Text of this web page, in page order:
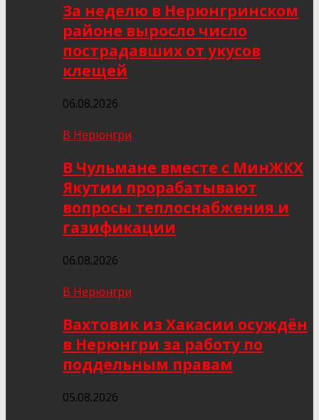
За неделю в Нерюнгринском
районе выросло число
пострадавших от укусов
клещей
06.08.2026
В Нерюнгри
В Чульмане вместе с МинЖКХ
Якутии прорабатывают
вопросы теплоснабжения и
газификации
06.08.2026
В Нерюнгри
Вахтовик из Хакасии осуждён
в Нерюнгри за работу по
поддельным правам
05.08.2026